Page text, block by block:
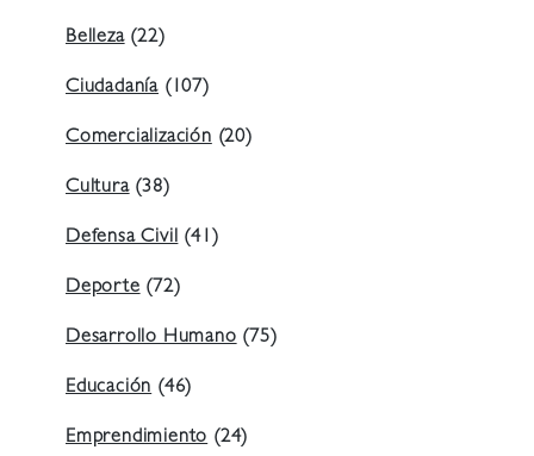
Belleza(22)
Ciudadanía (107)
Comercialización(20)
Cultura(38)
Defensa Civil(41)
Deporte(72)
Desarrollo Humano(75)
Educación(46)
Emprendimiento(24)